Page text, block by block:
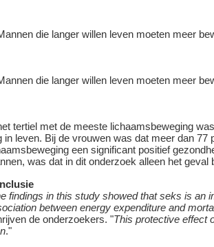
tertiel met de meeste lichaamsbeweging
in leven. Bij de vrouwen was dat meer dan
een significant positief
was dat in dit onderzoek alleen het geval
findings in this study showed that seks is an
between energy expenditure and
de onderzoekers. "This protective effect
."